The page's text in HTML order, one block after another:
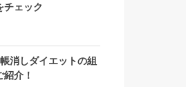
チェック
消しダイエットの組
介！